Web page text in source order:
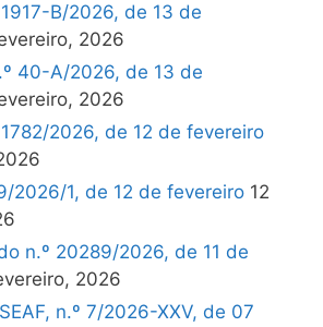
B/2026, de 13 de
2026
40-A/2026, de 13 de
2026
2026, de 12 de fevereiro
2026/1, de 12 de fevereiro 12
n.º 20289/2026, de 11 de
2026
n.º 7/2026-XXV, de 07